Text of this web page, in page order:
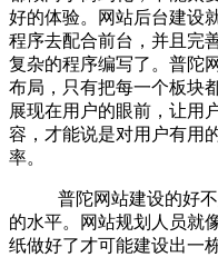
好的体验。网站后台建设
程序去配合前台，并且完
复杂的程序编写了。普陀
布局，只有把每一个板块
展现在用户的眼前，让用
容，才能说是对用户有用
率。
普陀网站建设的好不
的水平。网站规划人员就
纸做好了才可能建设出一